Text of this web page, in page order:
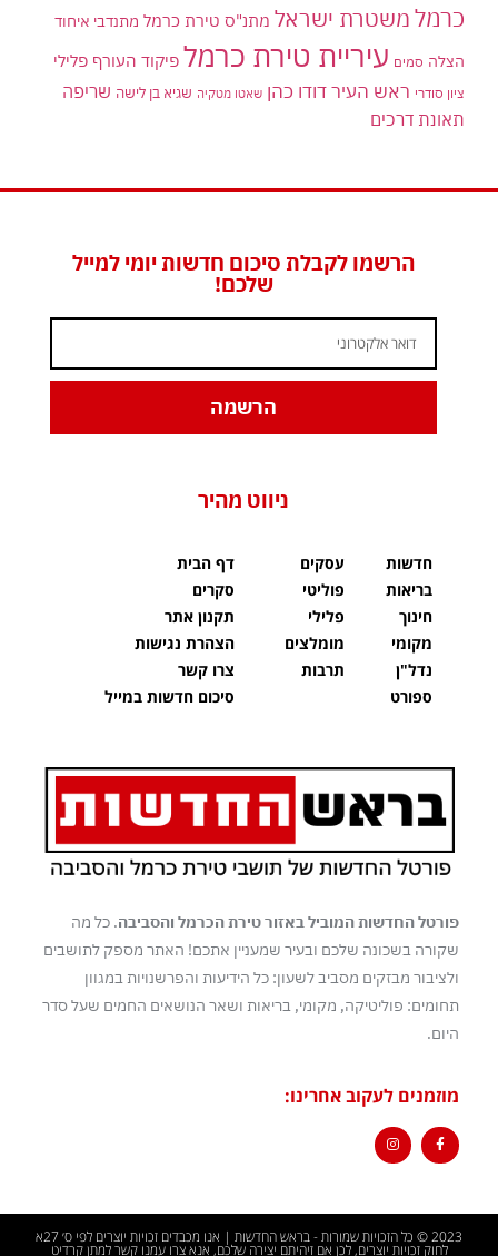
כרמלמשטרת ישראל מתנ"ס טירת כרמל מתנדבי איחוד
הצלה סמים עיריית טירת כרמל פיקוד העורף פלילי
ציון סודרי ראש העיר דודו כהן שאטו מטקיה שגיא בן לישה שריפה
תאונת דרכים
הרשמו לקבלת סיכום חדשות יומי למייל
שלכם!
הרשמה
ניווט מהיר
חדשות
בריאות
חינוך
מקומי
נדל"ן
ספורט
עסקים
פוליטי
פלילי
מומלצים
תרבות
דף הבית
סקרים
תקנון אתר
הצהרת נגישות
צרו קשר
סיכום חדשות במייל
פורטל החדשות המוביל באזור טירת הכרמל והסביבה. כל מה
שקורה בשכונה שלכם ובעיר שמעניין אתכם! האתר מספק לתושבים
ולציבור מבזקים מסביב לשעון: כל הידיעות והפרשנויות במגוון
תחומים: פוליטיקה, מקומי, בריאות ושאר הנושאים החמים שעל סדר
היום.
מוזמנים לעקוב אחרינו:
2023 © כל הזכויות שמורות - בראש החדשות | אנו מכבדים זכויות יוצרים לפי ס׳ 27א
לחוק זכויות יוצרים, לכן אם זיהיתם יצירה שלכם, אנא צרו עמנו קשר למתן קרדיט